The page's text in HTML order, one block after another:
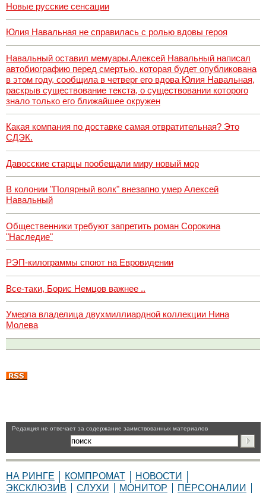
Новые русские сенсации
Юлия Навальная не справилась с ролью вдовы героя
Навальный оставил мемуары.Алексей Навальный написал
автобиографию перед смертью, которая будет опубликована
в этом году, сообщила в четверг его вдова Юлия Навальная,
раскрыв существование текста, о существовании которого
знало только его ближайшее окружен
Какая компания по доставке самая отвратительная? Это
СДЭК.
Давосские старцы пообещали миру новый мор
В колонии "Полярный волк" внезапно умер Алексей
Навальный
Общественники требуют запретить роман Сорокина
"Наследие"
РЭП-килограммы споют на Евровидении
Все-таки, Борис Немцов важнее ..
Умерла владелица двухмиллиардной коллекции Нина
Молева
Pедакция не отвечает за содержание заимствованных материалов
НА РИНГЕ КОМПРОМАТ
НОВОСТИ
ЭКСКЛЮЗИВ
СЛУХИ МОНИТОР ПЕРСОНАЛИИ